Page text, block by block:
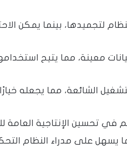
لتجميدها، بينما يمكن
معينة، مما يتيح
الشائعة، مما يجعله
في تحسين الإنتاجية العامة
يسهل على مدراء النظام